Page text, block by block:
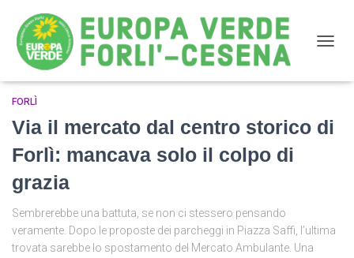
FORLÌ
Via il mercato dal centro storico di
Forlì: mancava solo il colpo di
grazia
Sembrerebbe una battuta, se non ci stessero pensando
veramente. Dopo le proposte dei parcheggi in Piazza Saffi, l’ultima
trovata sarebbe lo spostamento del Mercato Ambulante. Una